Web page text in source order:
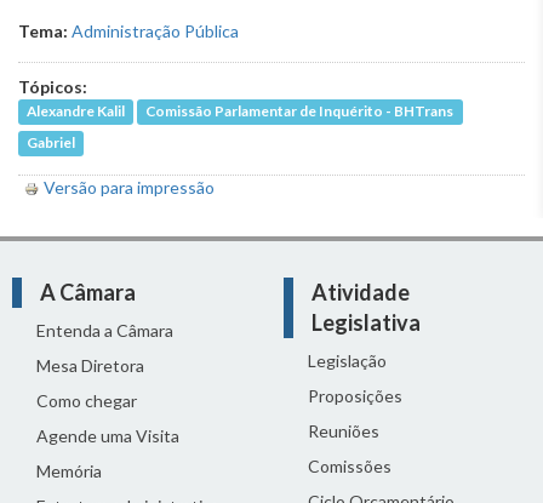
Tema: Administração Pública
Tópicos:
Alexandre Kalil
Comissão Parlamentar de Inquérito - BHTrans
Gabriel
Versão para impressão
A Câmara
Entenda a Câmara
Mesa Diretora
Como chegar
Agende uma Visita
Memória
Atividade
Legislativa
Legislação
Proposições
Reuniões
Comissões